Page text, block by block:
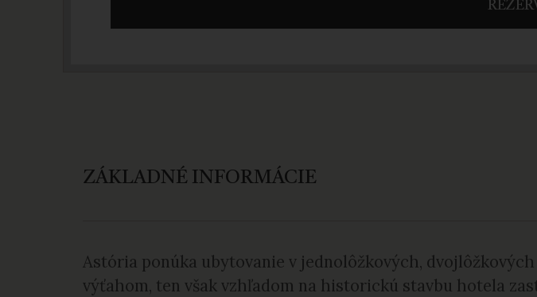
ZÁKLADNÉ INFORMÁCIE
Astória ponúka ubytovanie v jednolôžkových,
výťahom, ten však vzhľadom na historickú stavbu hotela